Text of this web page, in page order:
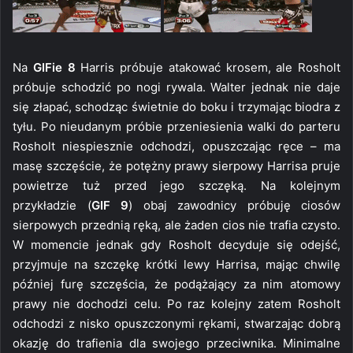
Na GIFie 8 Harris próbuje atakować krosem, ale Rosholt
próbuje schodzić po nogi rywala. Walter jednak nie daje
się złapać, schodząc świetnie do boku i trzymając biodra z
tyłu. Po nieudanym próbie przeniesienia walki do parteru
Rosholt niespiesznie odchodzi, opuszczając ręce – ma
masę szczęście, że potężny prawy sierpowy Harrisa pruje
powietrze tuż przed jego szczęką. Na kolejnym
przykładzie (GIF 9) obaj zawodnicy próbuję ciosów
sierpowych przednią ręką, ale żaden cios nie trafia czysto.
W momencie jednak gdy Rosholt decyduje się odejść,
przyjmuje na szczękę krótki lewy Harrisa, mając chwilę
później furę szczęścia, że podążający za nim atomowy
prawy nie dochodzi celu. Po raz kolejny zatem Rosholt
odchodzi z nisko opuszczonymi rękami, stwarzając dobrą
okazję do trafienia dla swojego przeciwnika. Minimalne